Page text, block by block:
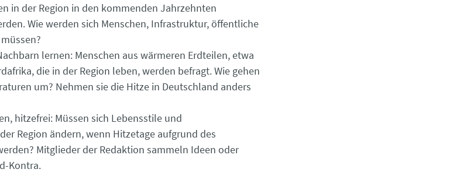
in der Region in den kommenden Jahrzehnten
Wie werden sich Menschen, Infrastruktur, öffentliche
lernen: Menschen aus wärmeren Erdteilen, etwa
die in der Region leben, werden befragt. Wie gehen
um? Nehmen sie die Hitze in Deutschland anders
hitzefrei: Müssen sich Lebensstile und
Region ändern, wenn Hitzetage aufgrund des
Mitglieder der Redaktion sammeln Ideen oder
Kontra.